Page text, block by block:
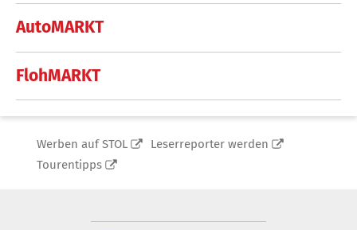
AutoMARKT
FlohMARKT
Werben auf STOL
Leserreporter werden
Tourentipps